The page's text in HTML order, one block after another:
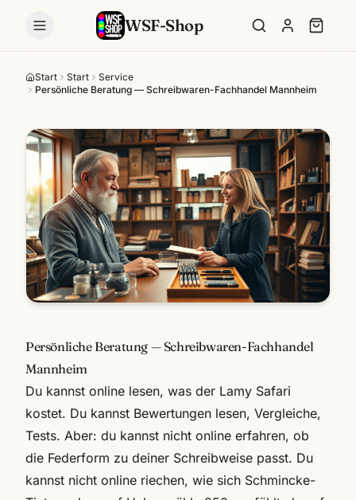
WSF-Shop
Start Start
Service
Persönliche Beratung — Schreibwaren-Fachhandel Mannheim
Persönliche Beratung — Schreibwaren-Fachhandel
Mannheim
Du kannst online lesen, was der Lamy Safari
kostet. Du kannst Bewertungen lesen, Vergleiche,
Tests. Aber: du kannst nicht online erfahren, ob
die Federform zu deiner Schreibweise passt. Du
kannst nicht online riechen, wie sich Schmincke-